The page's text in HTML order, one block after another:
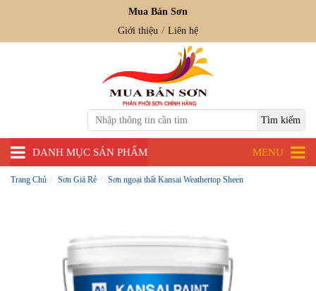
Mua Bán Sơn
Giới thiệu
Liên hệ
DANH MỤC SẢN PHẨM MENU
Trang Chủ Sơn Giá Rẻ Sơn ngoại thất Kansai Weathertop Sheen